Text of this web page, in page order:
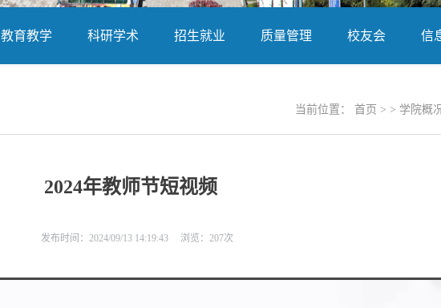
教育教学 科研学术 招生就业 质量管理 校友会 信
当前位置： 首页 > > 学院概
2024年教师节短视频
发布时间：2024/09/13 14:19:43 浏览： 207次